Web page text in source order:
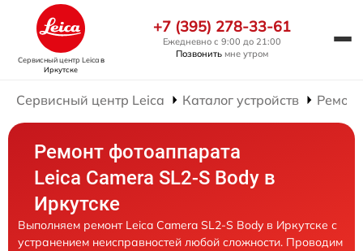
Сервисный центр Leicaв
Иркутске
+7 (395) 278-33-61
Ежедневно с 9:00 до 21:00
Позвонить мне утром
Сервисный центр Leica Каталог устройств
Ремонт фотоаппарата
Leica Camera SL2-S Body в
Иркутске
Выполняем ремонт Leica Camera SL2-S Body в Иркутске с
устранением неисправностей любой сложности. Проводим